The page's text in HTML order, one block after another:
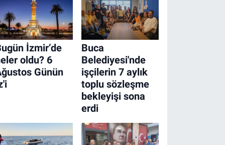
İzmir’de
oldu? 6
Günün
Buca
Belediyesi'nde
işçilerin 7 aylık
toplu sözleşme
bekleyişi sona
erdi